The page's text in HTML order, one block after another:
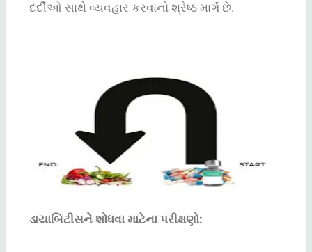
દર્દીઓ સાથે વ્યવહાર કરવાનો શ્રેષ્ઠ માર્ગ છે.
ડાયાબિટીસને શોધવા માટેના પરીક્ષણો: